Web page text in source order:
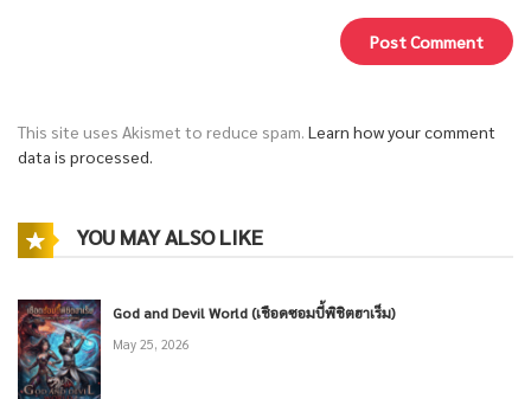
This site uses Akismet to reduce spam. Learn how your comment
data is processed.
YOU MAY ALSO LIKE
God and Devil World (เชือดซอมบี้พิชิตฮาเร็ม)
May 25, 2026